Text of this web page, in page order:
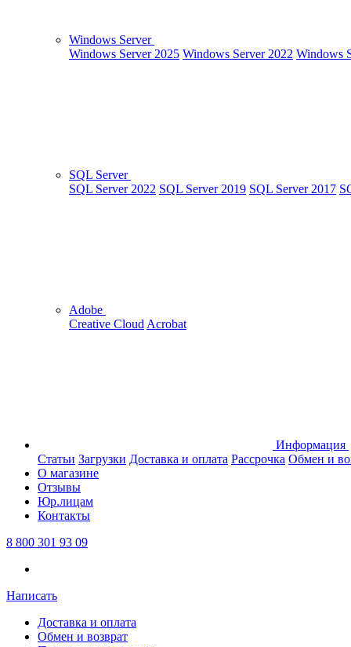
Windows Server
Windows Server 2025 Windows Server 2022 Windows
SQL Server
SQL Server 2022 SQL Server 2019 SQL Server 2017
Adobe
Creative Cloud Acrobat
Информация
Статьи Загрузки Доставка и оплата Рассрочка Обмен и
О магазине
Отзывы
Юр.лицам
Контакты
8 800 301 93 09
Написать
Доставка и оплата
Обмен и возврат